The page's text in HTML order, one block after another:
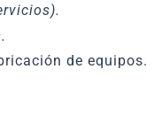
de equipos.